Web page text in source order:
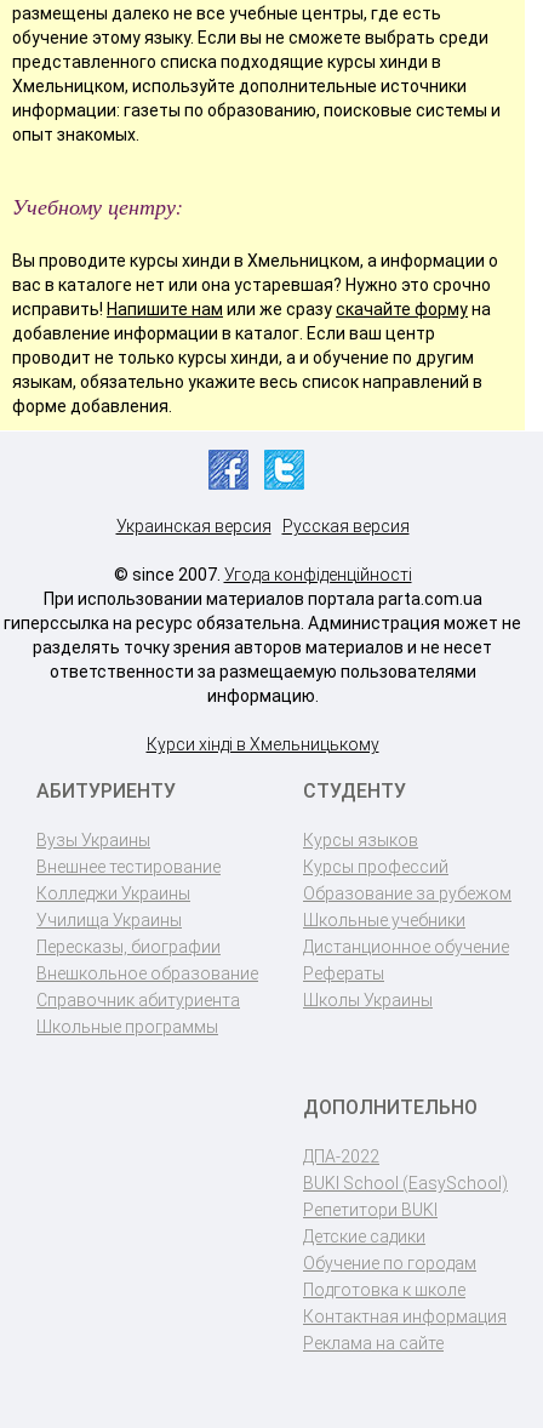
размещены далеко не все учебные центры, где есть
обучение этому языку. Если вы не сможете выбрать среди
представленного списка подходящие курсы хинди в
Хмельницком, используйте дополнительные источники
информации: газеты по образованию, поисковые системы и
опыт знакомых.
Учебному центру:
Вы проводите курсы хинди в Хмельницком, а информации о
вас в каталоге нет или она устаревшая? Нужно это срочно
исправить! Напишите нам или же сразускачайте формуна
добавление информации в каталог. Если ваш центр
проводит не только курсы хинди, а и обучение по другим
языкам, обязательно укажите весь список направлений в
форме добавления.
Украинская версия Русская версия
© since 2007. Угода конфіденційності
При использовании материалов портала parta.com.ua
гиперссылка на ресурс обязательна. Администрация может не
разделять точку зрения авторов материалов и не несет
ответственности за размещаемую пользователями
информацию.
Курси хінді в Хмельницькому
АБИТУРИЕНТУ
Вузы Украины
Внешнее тестирование
Колледжи Украины
Училища Украины
Пересказы, биографии
Внешкольное образование
Справочник абитуриента
Школьные программы
СТУДЕНТУ
Курсы языков
Курсы профессий
Образование за рубежом
Школьные учебники
Дистанционное обучение
Рефераты
Школы Украины
ДОПОЛНИТЕЛЬНО
ДПА-2022
BUKI School (EasySchool)
Репетитори BUKI
Детские садики
Обучение по городам
Подготовка к школе
Контактная информация
Реклама на сайте